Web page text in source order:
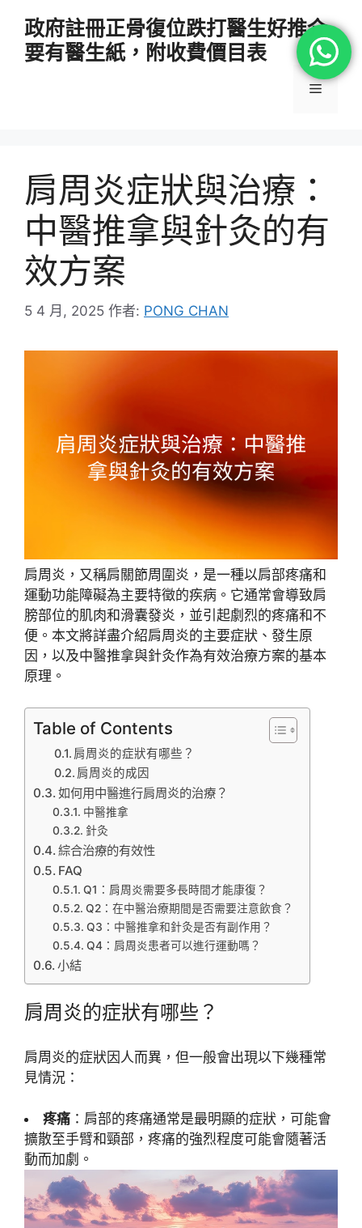
政府註冊正骨復位跌打醫生好推介
要有醫生紙，附收費價目表
選
肩周炎症狀與治療：
中醫推拿與針灸的有
效方案
5 4 月, 2025 作者: PONG CHAN
肩周炎，又稱肩關節周圍炎，是一種以肩部疼痛和
運動功能障礙為主要特徵的疾病。它通常會導致肩
膀部位的肌肉和滑囊發炎，並引起劇烈的疼痛和不
便。本文將詳盡介紹肩周炎的主要症狀、發生原
因，以及中醫推拿與針灸作為有效治療方案的基本
原理。
Table of Contents
肩周炎的症狀有哪些？
肩周炎的成因
如何用中醫進行肩周炎的治療？
中醫推拿
針灸
綜合治療的有效性
FAQ
Q1：肩周炎需要多長時間才能康復？
Q2：在中醫治療期間是否需要注意飲食？
Q3：中醫推拿和針灸是否有副作用？
Q4：肩周炎患者可以進行運動嗎？
小結
肩周炎的症狀有哪些？
肩周炎的症狀因人而異，但一般會出現以下幾種常
見情況：
疼痛 ：肩部的疼痛通常是最明顯的症狀，可能會
擴散至手臂和頸部，疼痛的強烈程度可能會隨著活
動而加劇。